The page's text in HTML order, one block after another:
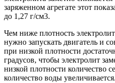
заряженном агрегате этот
до 1,27 г/см3.
Чем ниже плотность
нужно запускать двигатель и
при низкой плотности
градусов, чтобы электролит
низкой плотности количество
количество воды